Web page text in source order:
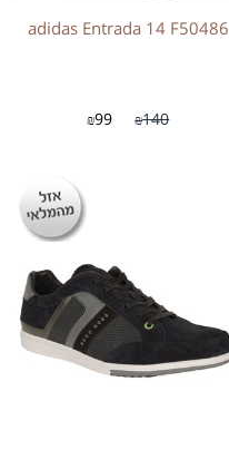
adidas Entrada 14 F50486
₪140
₪99